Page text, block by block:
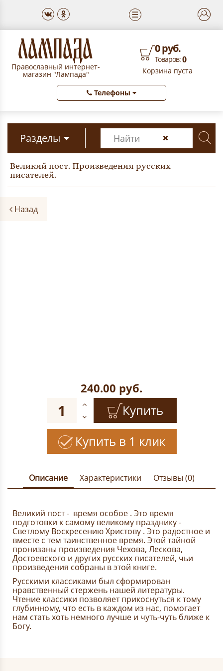
☰
Православный интернет-
магазин "Лампада"
0 руб.
Товаров:0
Корзина пуста
Телефоны
Разделы
Великий пост. Произведения русских
писателей.
Назад
240.00 руб.
Купить
Купить в 1 клик
Описание Характеристики Отзывы (0)
Великий пост - время особое . Это время
подготовки к самому великому празднику -
Светлому Воскресению Христову . Это радостное и
вместе с тем таинственное время. Этой тайной
пронизаны произведения Чехова, Лескова,
Достоевского и других русских писателей, чьи
произведения собраны в этой книге.
Русскими классиками был сформирован
нравственный стержень нашей литературы.
Чтение классики позволяет прикоснуться к тому
глубинному, что есть в каждом из нас, помогает
нам стать хоть немного лучше и чуть-чуть ближе к
Богу.